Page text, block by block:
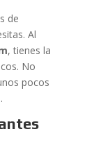
de
Al
, tienes la
No
pocos